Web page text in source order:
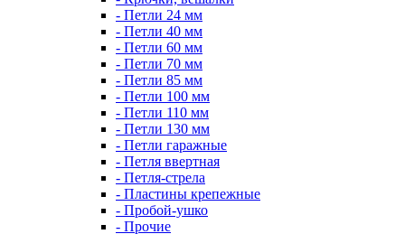
- Петли 24 мм
- Петли 40 мм
- Петли 60 мм
- Петли 70 мм
- Петли 85 мм
- Петли 100 мм
- Петли 110 мм
- Петли 130 мм
- Петли гаражные
- Петля ввертная
- Петля-стрела
- Пластины крепежные
- Пробой-ушко
- Прочие